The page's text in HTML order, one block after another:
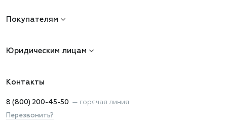
Покупателям
Юридическим лицам
Контакты
8 (800) 200-45-50 — горячая линия
Перезвонить?